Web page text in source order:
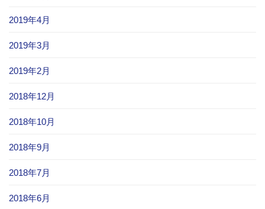
2019年4月
2019年3月
2019年2月
2018年12月
2018年10月
2018年9月
2018年7月
2018年6月